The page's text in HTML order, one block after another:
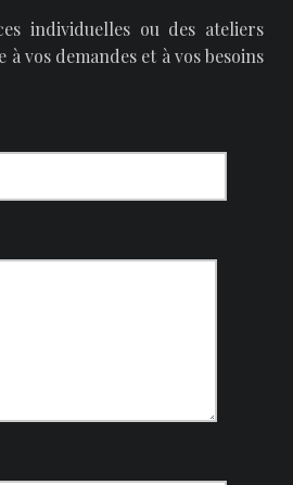
individuelles ou des ateliers
à vos demandes et à vos besoins